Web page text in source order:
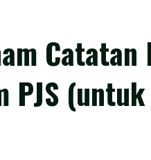
Catatan
PJS